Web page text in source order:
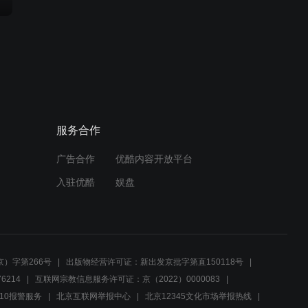
服务合作
广告合作 优酷内容开放平台
入驻优酷 娱盘
）字第266号
出版物经营许可证：新出发京批字第直150118号
互联网宗教信息服务许可证：京（2022）0000083
报警服务
北京互联网举报中心 北京12345文化市场举报热线